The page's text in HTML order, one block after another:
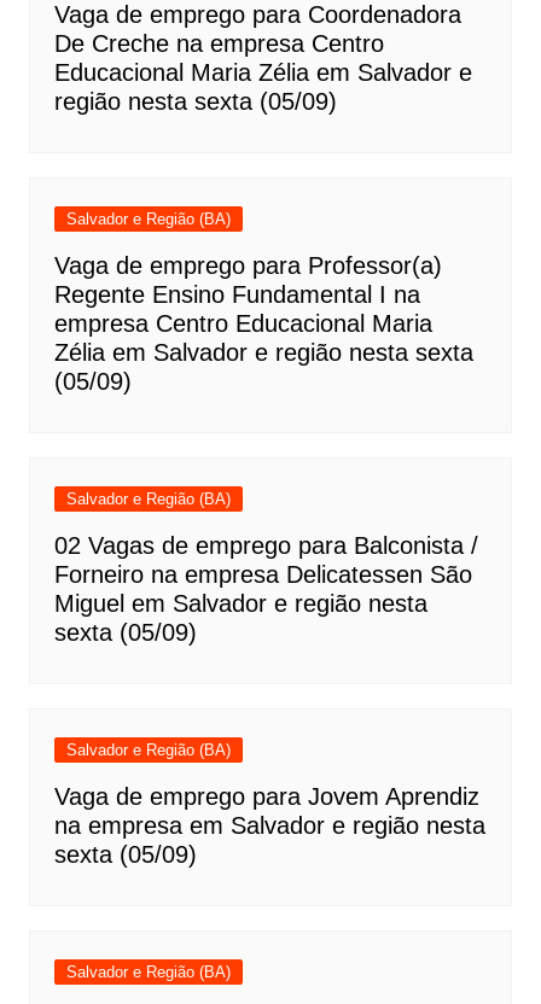
Vaga de emprego para Coordenadora
De Creche na empresa Centro
Educacional Maria Zélia em Salvador e
região nesta sexta (05/09)
Salvador e Região (BA)
Vaga de emprego para Professor(a)
Regente Ensino Fundamental I na
empresa Centro Educacional Maria
Zélia em Salvador e região nesta sexta
(05/09)
Salvador e Região (BA)
02 Vagas de emprego para Balconista /
Forneiro na empresa Delicatessen São
Miguel em Salvador e região nesta
sexta (05/09)
Salvador e Região (BA)
Vaga de emprego para Jovem Aprendiz
na empresa em Salvador e região nesta
sexta (05/09)
Salvador e Região (BA)